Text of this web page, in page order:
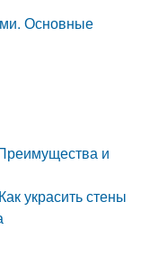
Основные
и
украсить стены